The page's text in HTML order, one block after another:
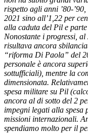
rispetto agli anni ’80-
2021 sino all’1,22 per
alla caduta del Pil e
Nonostante i progressi,
risultava ancora
“riforma Di Paola” del
personale è ancora
sottufficiali), mentre la
dimensionata.
spesa militare su Pil
ancora al di sotto del 2
impegni legati alla spesa
missioni internazionali.
spendiamo molto per il